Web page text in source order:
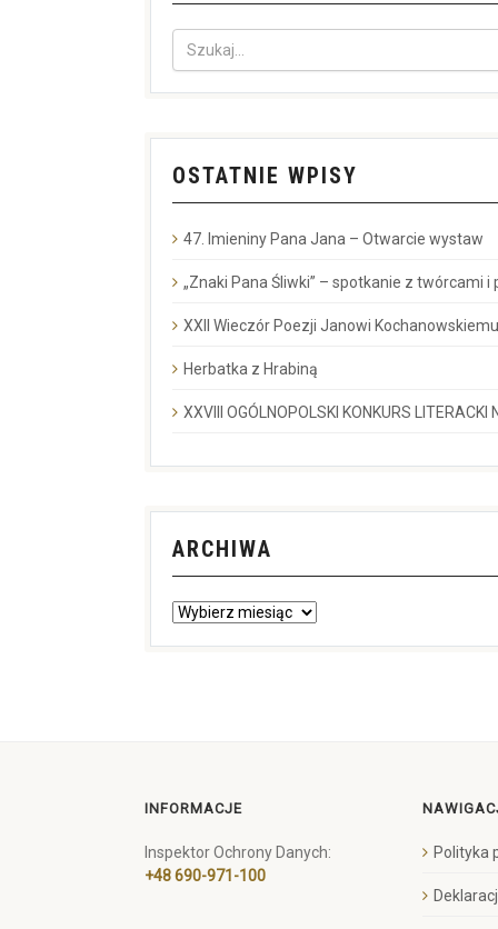
OSTATNIE WPISY
47. Imieniny Pana Jana – Otwarcie wystaw
„Znaki Pana Śliwki” – spotkanie z twórcami i
XXII Wieczór Poezji Janowi Kochanowskiemu
Herbatka z Hrabiną
XXVIII OGÓLNOPOLSKI KONKURS
ARCHIWA
INFORMACJE
Inspektor Ochrony Danych:
+48 690-971-100
Polityka